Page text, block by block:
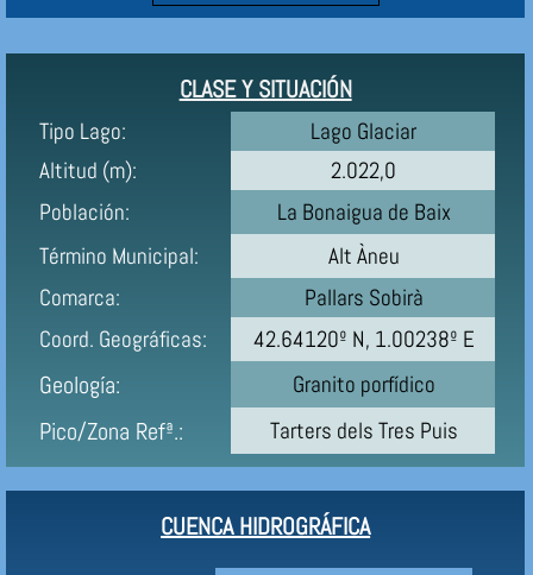
CLASE Y SITUACIÓN
Tipo Lago:
Lago Glaciar
Altitud (m):
2.022,0
Población:
La Bonaigua de Baix
Término Municipal:
Alt Àneu
Comarca:
Pallars Sobirà
Coord. Geográficas:
42.64120º N, 1.00238º E
Geología: Granito porfídico
Pico/Zona Refª.: Tarters dels Tres Puis
CUENCA HIDROGRÁFICA